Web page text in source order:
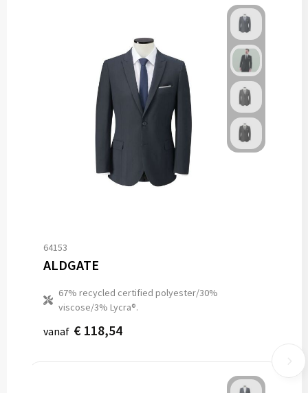
64153
ALDGATE
67% recycled certified polyester/30%
viscose/3% Lycra®.
vanaf € 118,54